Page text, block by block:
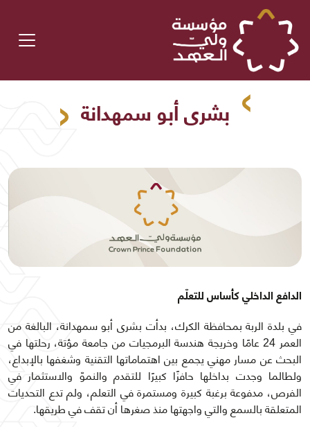
بشرى أبو سمهدانة
الدافع الداخلي كأساس للتعلّم
في بلدة الربة بمحافظة الكرك، بدأت بشرى أبو سمهدانة، البالغة من
العمر 24 عامًا وخريجة هندسة البرمجيات من جامعة مؤتة، رحلتها في
البحث عن مسار مهني يجمع بين اهتماماتها التقنية وشغفها بالإبداع،
ولطالما وجدت بداخلها حافزًا كبيرًا للتقدم والنموّ والاستثمار في
الفرص، مدفوعة برغبة كبيرة ومستمرة في التعلم، ولم تدع التحديات
المتعلقة بالسمع والتي واجهتها منذ صغرها أن تقف في طريقها.